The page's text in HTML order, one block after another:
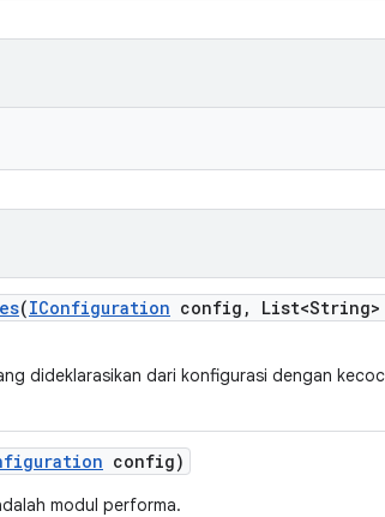
(IConfiguration config ,
dideklarasikan dari konfigurasi dengan
config)
modul performa.